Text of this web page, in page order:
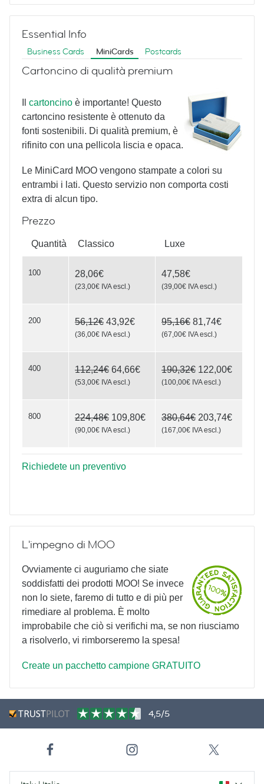
Vintage Typewriters
Yoga
Poses
MiniCard without photo
MiniCard with photo
Essential Info
Business Cards MiniCards Postcards
Cartoncino di qualità premium
cartoncino è importante! Questo
cartoncino resistente è ottenuto da
fonti sostenibili. Di qualità premium, è
rifinito con una pellicola liscia e opaca.
Le MiniCard MOO vengono stampate a colori su
entrambi i lati. Questo servizio non comporta costi
extra di alcun tipo.
Prezzo
Quantità Classico Luxe
100 28,06€
(23,00€ IVA escl.)
47,58€
(39,00€ IVA escl.)
200 56,12€ 43,92€
(36,00€ IVA escl.)
95,16€ 81,74€
(67,00€ IVA escl.)
400 112,24€ 64,66€
(53,00€ IVA escl.)
190,32€ 122,00€
(100,00€ IVA escl.)
800 224,48€ 109,80€
(90,00€ IVA escl.)
380,64€ 203,74€
(167,00€ IVA escl.)
Richiedete un preventivo
L'impegno di MOO
Ovviamente ci auguriamo che siate
soddisfatti dei prodotti MOO! Se invece
non lo siete, faremo di tutto e di più per
rimediare al problema. È molto
improbabile che ciò si verifichi ma, se non riusciamo
a risolverlo, vi rimborseremo la spesa!
Create un pacchetto campione GRATUITO
4,5/5